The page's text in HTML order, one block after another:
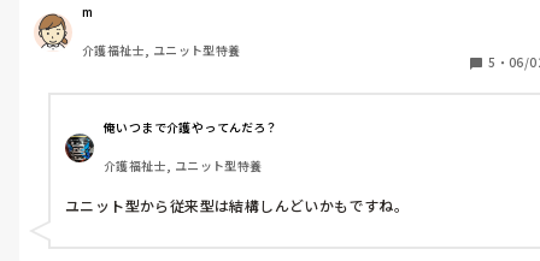
m
介護福祉士, ユニット型特養
5 ・ 06/
俺いつまで介護やってんだろ？
介護福祉士, ユニット型特養
ユニット型から従来型は結構しんどいかもですね。